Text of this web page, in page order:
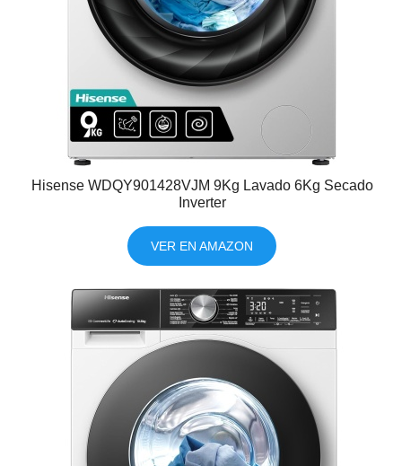
Hisense WDQY901428VJM 9Kg Lavado 6Kg Secado
Inverter
VER EN AMAZON